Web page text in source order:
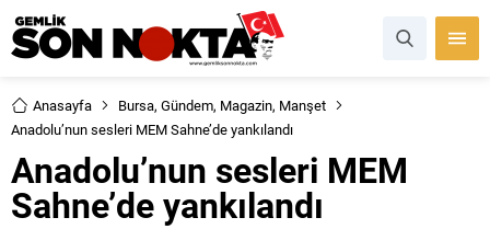
Anasayfa Bursa, Gündem, Magazin, Manşet
Anadolu’nun sesleri MEM Sahne’de yankılandı
Anadolu’nun sesleri MEM
Sahne’de yankılandı